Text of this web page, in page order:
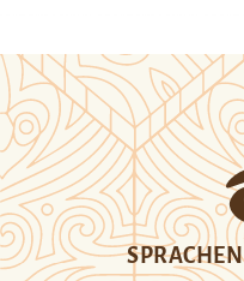
SPRACHEN